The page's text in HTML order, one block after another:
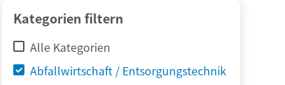
Kategorien filtern
Alle Kategorien
Abfallwirtschaft / Entsorgungstechnik